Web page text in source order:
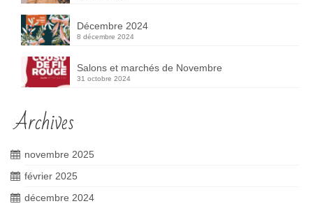
Décembre 2024
8 décembre 2024
Salons et marchés de Novembre
31 octobre 2024
Archives
novembre 2025
février 2025
décembre 2024